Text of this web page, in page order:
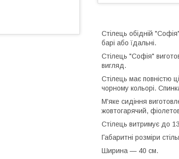
Стілець обідній
барі або їдальні.
Стілець "Софія"
вигляд.
Стілець має повністю
чорному кольорі.
М'яке сидіння
жовтогарячий,
Стілець витримує до
Габаритні розміри
Ширина — 40 см.